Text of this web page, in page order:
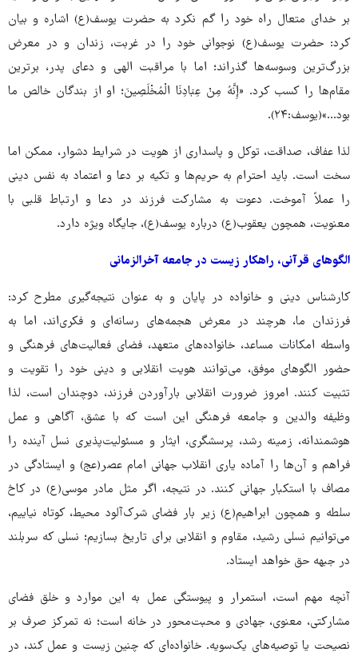
بر خدای متعال راه خود را گم نکرد به حضرت یوسف(ع) اشاره و بیان
کرد: حضرت یوسف(ع) نوجوانی خود را در غربت، زندان و در معرض
بزرگ‌ترین وسوسه‌ها گذراند؛ اما با مراقبت الهی و دعای پدر، برترین
مقام‌ها را کسب کرد. «إِنَّهُ مِنْ عِبَادِنَا الْمُخْلَصِینَ؛ او از بندگان خالص ما
بود…»(یوسف:۲۴).
لذا عفاف، صداقت، توکل و پاسداری از هویت در شرایط دشوار، ممکن اما
سخت است. باید احترام به حریم‌ها و تکیه بر دعا و اعتماد به نفس دینی
را عملاً آموخت. دعوت به مشارکت فرزند در دعا و ارتباط قلبی با
معنویت، همچون یعقوب(ع) درباره یوسف(ع)، جایگاه ویژه دارد.
الگوهای قرآنی، راهکار زیست در جامعه آخرالزمانی
کارشناس دینی و خانواده در پایان و به عنوان نتیجه‌گیری مطرح کرد:
فرزندان ما، هرچند در معرض هجمه‌های رسانه‌ای و فکری‌اند، اما به
واسطه امکانات مساعد، خانواده‌های متعهد، فضای فعالیت‌های فرهنگی و
حضور الگوهای موفق، می‌توانند هویت انقلابی و دینی خود را تقویت و
تثبیت کنند. امروز ضرورت انقلابی بارآوردن فرزند، دوچندان است، لذا
وظیفه والدین و جامعه فرهنگی این است که با عشق، آگاهی و عمل
هوشمندانه، زمینه رشد، پرسشگری، ایثار و مسئولیت‌پذیری نسل آینده را
فراهم و آن‌ها را آماده یاری انقلاب جهانی امام عصر(عج) و ایستادگی در
مصاف با استکبار جهانی کنند. در نتیجه، اگر مثل مادر موسی(ع) در کاخ
سلطه و همچون ابراهیم(ع) زیر بار فضای شرک‌آلود محیط، کوتاه نیاییم،
می‌توانیم نسلی رشید، مقاوم و انقلابی برای تاریخ بسازیم؛ نسلی که سربلند
در جبهه حق خواهد ایستاد.
آنچه مهم است، استمرار و پیوستگی عمل به این موارد و خلق فضای
مشارکتی، معنوی، جهادی و محبت‌محور در خانه است؛ نه تمرکز صرف بر
نصیحت یا توصیه‌های یک‌سویه. خانواده‌ای که چنین زیست و عمل کند، در